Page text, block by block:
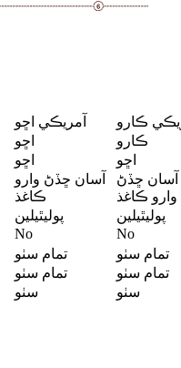
آمريڪي اڇو
ڪارو
اڇو
ڪارو
اڇو
اڇو
آسان ڇڏڻ وارو
ڪاغذ
آسان ڇڏڻ
وارو ڪاغذ
پوليٿيلين
پوليٿيلين
No
No
تمام سٺو
تمام سٺو
تمام سٺو
تمام سٺو
سٺو سٺو